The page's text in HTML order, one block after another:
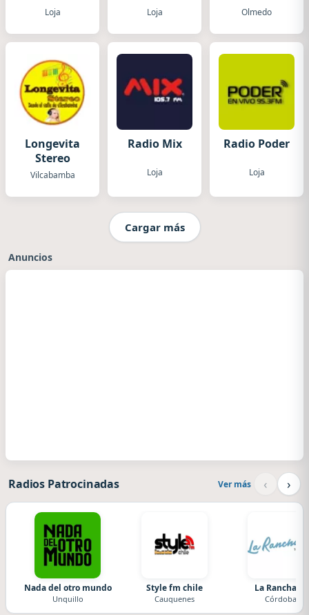
FM
Loja
del Amor
Loja Olmedo
Longevita
Stereo
Vilcabamba
Radio Mix
Loja
Radio Poder
Loja
Cargar más
Anuncios
Radios Patrocinadas Ver más ‹ ›
Nada del otro mundo
Unquillo
Style fm chile
Cauquenes
La Ranchada
Córdoba